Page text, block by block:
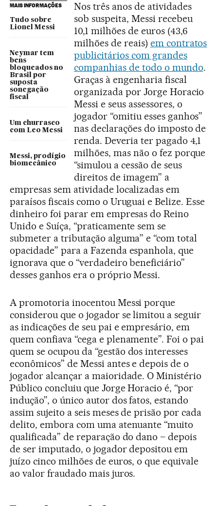
MAIS INFORMAÇÕES
Tudo sobre
Lionel Messi
Neymar tem
bens
bloqueados no
Brasil por
suposta
sonegação
fiscal
Um churrasco
com Leo Messi
Messi, prodígio
biomecânico
Nos três anos de atividades
sob suspeita, Messi recebeu
10,1 milhões de euros (43,6
milhões de reais) em contratos
publicitários com grandes
companhias de todo o mundo.
Graças à engenharia fiscal
organizada por Jorge Horacio
Messi e seus assessores, o
jogador “omitiu esses ganhos”
nas declarações do imposto de
renda. Deveria ter pagado 4,1
milhões, mas não o fez porque
“simulou a cessão de seus
direitos de imagem” a
empresas sem atividade localizadas em
paraísos fiscais como o Uruguai e Belize. Esse
dinheiro foi parar em empresas do Reino
Unido e Suíça, “praticamente sem se
submeter a tributação alguma” e “com total
opacidade” para a Fazenda espanhola, que
ignorava que o “verdadeiro beneficiário”
desses ganhos era o próprio Messi.
A promotoria inocentou Messi porque
considerou que o jogador se limitou a seguir
as indicações de seu pai e empresário, em
quem confiava “cega e plenamente”. Foi o pai
quem se ocupou da “gestão dos interesses
econômicos” de Messi antes e depois de o
jogador alcançar a maioridade. O Ministério
Público concluiu que Jorge Horacio é, “por
indução”, o único autor dos fatos, estando
assim sujeito a seis meses de prisão por cada
delito, embora com uma atenuante “muito
qualificada” de reparação do dano – depois
de ser imputado, o jogador depositou em
juízo cinco milhões de euros, o que equivale
ao valor fraudado mais juros.